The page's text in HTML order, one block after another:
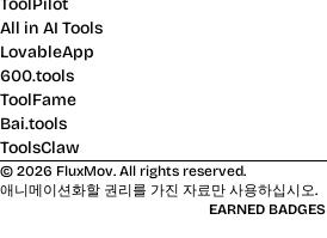
ToolPilot
All in AI Tools
LovableApp
600.tools
ToolFame
Bai.tools
ToolsClaw
© 2026 FluxMov. All rights reserved.
애니메이션화할 권리를 가진 자료만 사용하십시오.
EARNED BADGES